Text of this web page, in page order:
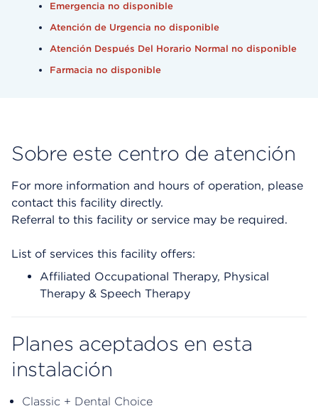
Emergencia no disponible
Atención de Urgencia no disponible
Atención Después Del Horario Normal no disponible
Farmacia no disponible
Sobre este centro de atención
For more information and hours of operation, please
contact this facility directly.
Referral to this facility or service may be required.
List of services this facility offers:
Affiliated Occupational Therapy, Physical
Therapy & Speech Therapy
Planes aceptados en esta
instalación
Classic + Dental Choice